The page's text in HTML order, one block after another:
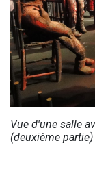
Vue d'une salle
(deuxième partie)